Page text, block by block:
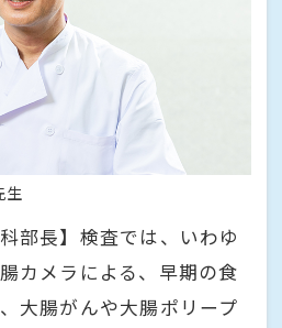
生
部長】検査では、いわゆ
カメラによる、早期の食
大腸がんや大腸ポリープ